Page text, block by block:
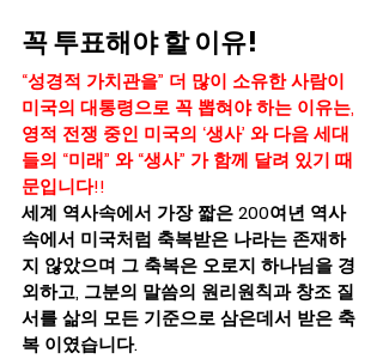
꼭 투표해야 할 이유!
“성경적 가치관을” 더 많이 소유한 사람이
미국의 대통령으로 꼭 뽑혀야 하는 이유는,
영적 전쟁 중인 미국의 ‘생사’ 와 다음 세대
들의 “미래” 와 “생사” 가 함께 달려 있기 때
문입니다!!
세계 역사속에서 가장 짧은 200여년 역사
속에서 미국처럼 축복받은 나라는 존재하
지 않았으며 그 축복은 오로지 하나님을 경
외하고, 그분의 말씀의 원리원칙과 창조 질
서를 삶의 모든 기준으로 삼은데서 받은 축
복 이였습니다.